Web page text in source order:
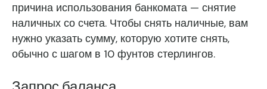
причина использования банкомата — снятие
наличных со счета. Чтобы снять наличные, вам
нужно указать сумму, которую хотите снять,
обычно с шагом в 10 фунтов стерлингов.